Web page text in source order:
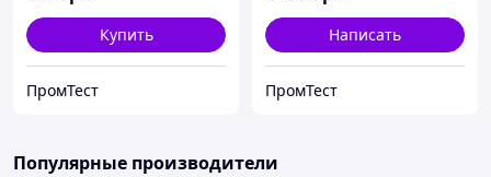
Купить
ПромТест
Написать
ПромТест
Популярные производители